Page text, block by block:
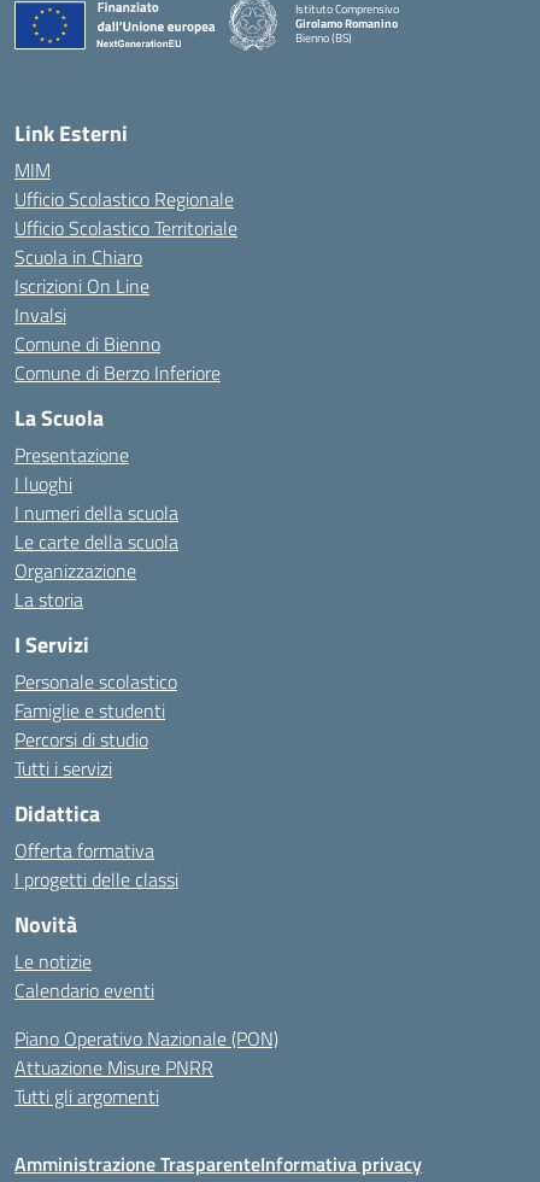
Istituto Comprensivo
Girolamo Romanino
Bienno (BS)
Link Esterni
MIM
Ufficio Scolastico Regionale
Ufficio Scolastico Territoriale
Scuola in Chiaro
Iscrizioni On Line
Invalsi
Comune di Bienno
Comune di Berzo Inferiore
La Scuola
Presentazione
I luoghi
I numeri della scuola
Le carte della scuola
Organizzazione
La storia
I Servizi
Personale scolastico
Famiglie e studenti
Percorsi di studio
Tutti i servizi
Didattica
Offerta formativa
I progetti delle classi
Novità
Le notizie
Calendario eventi
Piano Operativo Nazionale (PON)
Attuazione Misure PNRR
Tutti gli argomenti
Amministrazione TrasparenteInformativa privacy